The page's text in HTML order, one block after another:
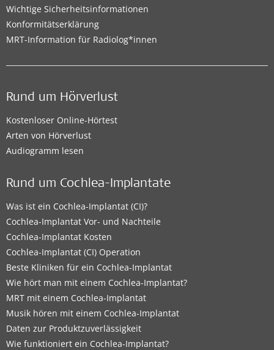
Wichtige Sicherheitsinformationen
Konformitätserklärung
MRT-Information für Radiolog*innen
Rund um Hörverlust
Kostenloser Online-Hörtest
Arten von Hörverlust
Audiogramm lesen
Rund um Cochlea-Implantate
Was ist ein Cochlea-Implantat (CI)?
Cochlea-Implantat Vor- und Nachteile
Cochlea-Implantat Kosten
Cochlea-Implantat (CI) Operation
Beste Kliniken für ein Cochlea-Implantat
Wie hört man mit einem Cochlea-Implantat?
MRT mit einem Cochlea-Implantat
Musik hören mit einem Cochlea-Implantat
Daten zur Produktzuverlässigkeit
Wie funktioniert ein Cochlea-Implantat?